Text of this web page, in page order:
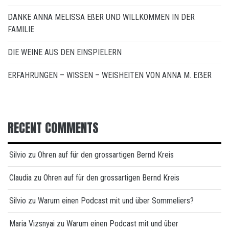
DANKE ANNA MELISSA EßER UND WILLKOMMEN IN DER
FAMILIE
DIE WEINE AUS DEN EINSPIELERN
ERFAHRUNGEN – WISSEN – WEISHEITEN VON ANNA M. EẞER
RECENT COMMENTS
Silvio zu Ohren auf für den grossartigen Bernd Kreis
Claudia zu Ohren auf für den grossartigen Bernd Kreis
Silvio zu Warum einen Podcast mit und über Sommeliers?
Maria Vizsnyai zu Warum einen Podcast mit und über